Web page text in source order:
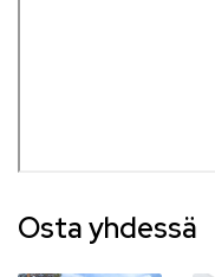
Osta yhdessä